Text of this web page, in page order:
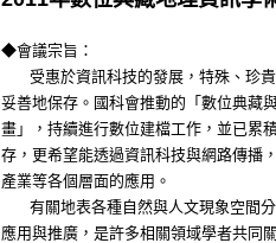
◆會議宗旨：
受惠於資訊科技的發展，特殊、珍貴
妥善地保存。國科會推動的「數位典藏
畫」，持續進行數位建檔工作，並已累
存，更希望能透過資訊科技與網路傳播
產業等各個層面的應用。
有關地表各種自然與人文現象空間分
應用與推廣，是許多相關領域學者共同